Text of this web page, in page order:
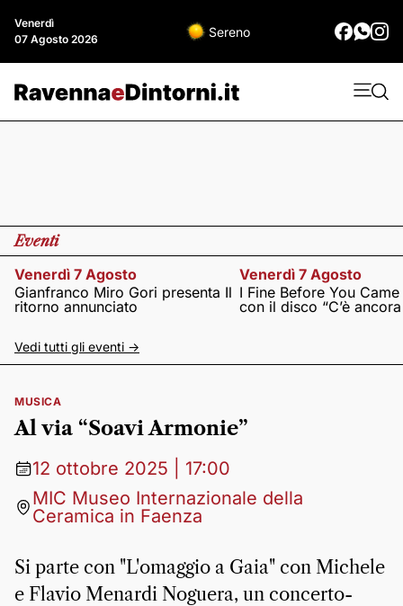
Venerdì
07 Agosto 2026
Sereno
Eventi
Venerdì 7 Agosto
Gianfranco Miro Gori presenta Il
ritorno annunciato
Venerdì 7 Agosto
I Fine Before You
con il disco “C’è
Vedi tutti gli eventi ->
MUSICA
Al via “Soavi Armonie”
12 ottobre 2025 | 17:00
MIC Museo Internazionale della
Ceramica in Faenza
Si parte con "L'omaggio a Gaia" con Michele
e Flavio Menardi Noguera, un concerto-